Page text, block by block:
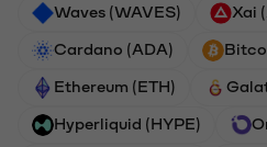
Waves (WAVES) Xai
Cardano (ADA)
Ethereum (ETH)
Hyperliquid (HYPE)